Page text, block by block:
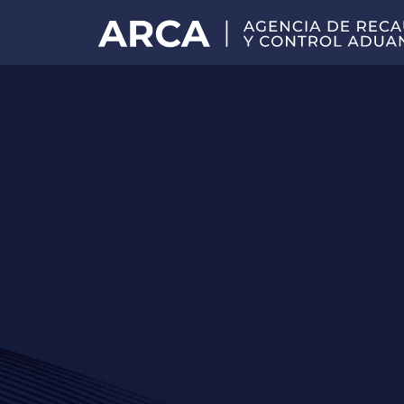
Portal
principal